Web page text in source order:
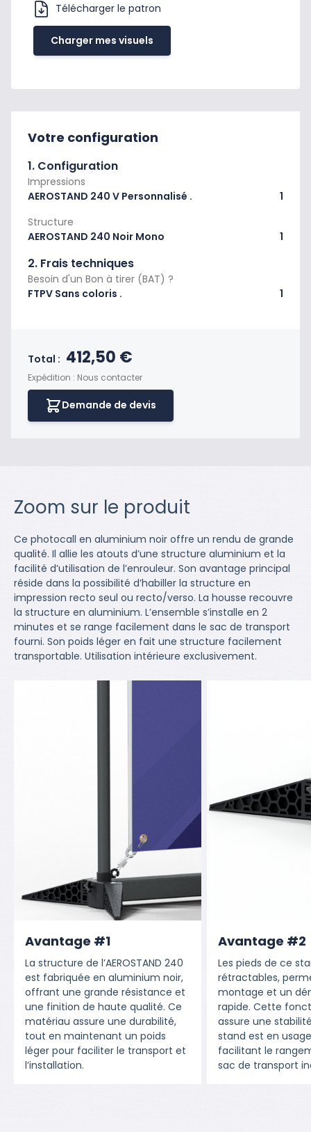
Télécharger le patron
Charger mes visuels
Votre configuration
1. Configuration
Impressions
AEROSTAND 240 V Personnalisé .
1
Structure
AEROSTAND 240 Noir Mono
1
2. Frais techniques
Besoin d'un Bon à tirer (BAT) ?
FTPV Sans coloris .
1
Total : Prix final du produit
412,50 €
Expédition : Nous contacter
Demande de devis
Zoom sur le produit
Ce photocall en aluminium noir offre un rendu de grande
qualité. Il allie les atouts d’une structure aluminium et la
facilité d’utilisation de l’enrouleur. Son avantage principal
réside dans la possibilité d’habiller la structure en
impression recto seul ou recto/verso. La housse recouvre
la structure en aluminium. L’ensemble s’installe en 2
minutes et se range facilement dans le sac de transport
fourni. Son poids léger en fait une structure facilement
transportable. Utilisation intérieure exclusivement.
Avantage #1
La structure de l’AEROSTAND 240
est fabriquée en aluminium noir,
offrant une grande résistance et
une finition de haute qualité. Ce
matériau assure une durabilité,
tout en maintenant un poids
léger pour faciliter le transport et
l’installation.
Avantage #2
Les pieds de ce
rétractables,
montage et un
rapide. Cette
assure une
stand est en
facilitant le
sac de transport